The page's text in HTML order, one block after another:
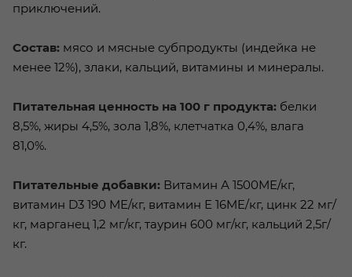
приключений.
Состав: мясо и мясные субпродукты (индейка не
менее 12%), злаки, кальций, витамины и минералы.
Питательная ценность на 100 г продукта: белки
8,5%, жиры 4,5%, зола 1,8%, клетчатка 0,4%, влага
81,0%.
Питательные добавки: Витамин А 1500МЕ/кг,
витамин D3 190 МЕ/кг, витамин Е 16ME/кг, цинк 22 мг/
кг, марганец 1,2 мг/кг, таурин 600 мг/кг, кальций 2,5г/
кг.